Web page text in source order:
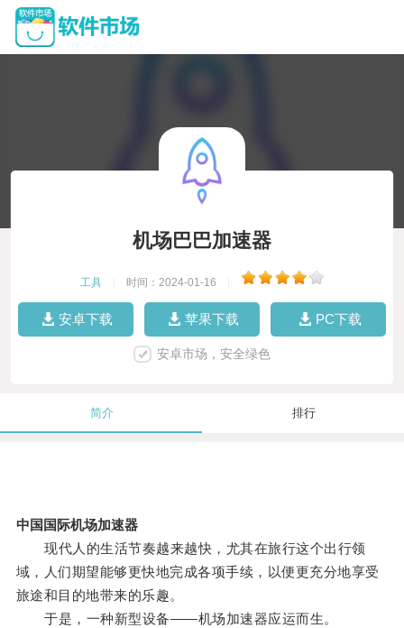
机场巴巴加速器
工具 时间：2024-01-16
安卓下载 苹果下载 PC下载
安卓市场，安全绿色
简介 排行
中国国际机场加速器
现代人的生活节奏越来越快，尤其在旅行这个出行领
域，人们期望能够更快地完成各项手续，以便更充分地享受
旅途和目的地带来的乐趣。
于是，一种新型设备——机场加速器应运而生。